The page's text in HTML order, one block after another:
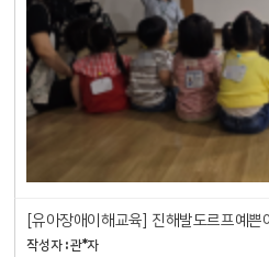
[유아장애이해교육] 진해발도르프예쁜
작성자 : 관*자